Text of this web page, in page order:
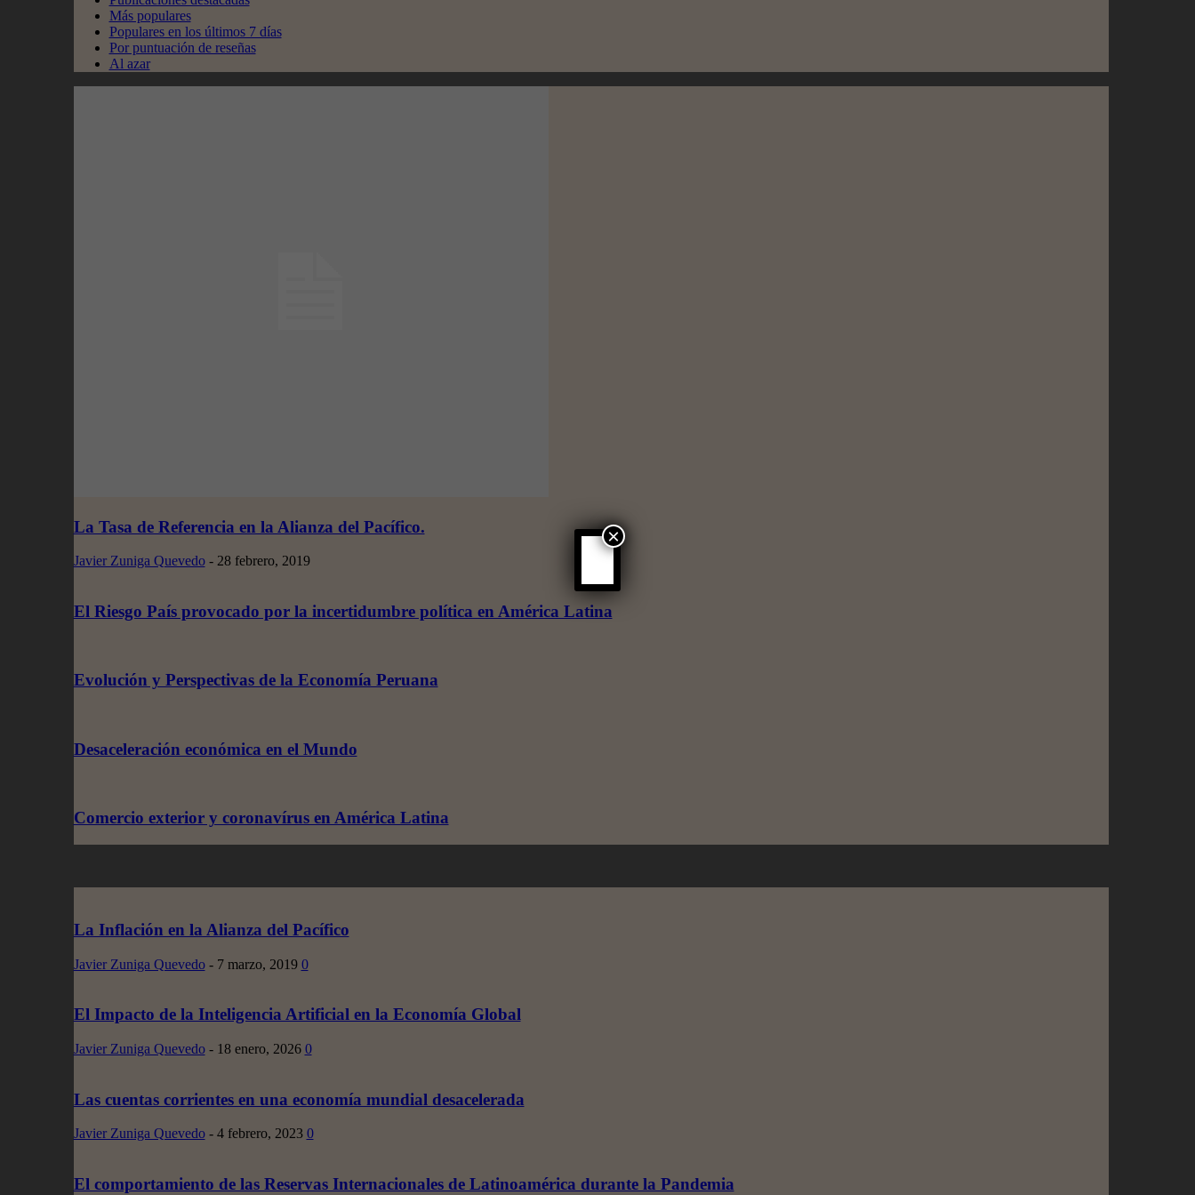
Más populares
Populares en los últimos 7 días
Por puntuación de reseñas
Al azar
La Tasa de Referencia en la Alianza del Pacífico.
Javier Zuniga Quevedo - 28 febrero, 2019
El Riesgo País provocado por la incertidumbre política en América Latina
Evolución y Perspectivas de la Economía Peruana
Desaceleración económica en el Mundo
Comercio exterior y coronavírus en América Latina
La Inflación en la Alianza del Pacífico
Javier Zuniga Quevedo - 7 marzo, 2019 0
El Impacto de la Inteligencia Artificial en la Economía Global
Javier Zuniga Quevedo - 18 enero, 2026 0
Las cuentas corrientes en una economía mundial desacelerada
Javier Zuniga Quevedo - 4 febrero, 2023 0
El comportamiento de las Reservas Internacionales de Latinoamérica durante la Pandemia
×